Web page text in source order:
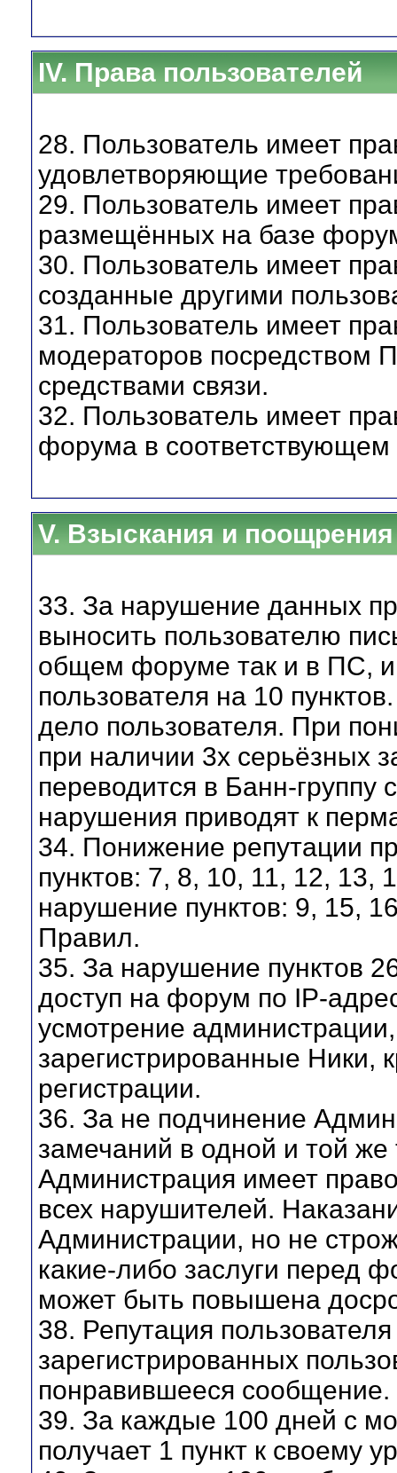
IV. Права пользователей
28. Пользователь имеет
удовлетворяющие
29. Пользователь имеет
размещённых на базе
30. Пользователь имеет
созданные другими
31. Пользователь имеет
модераторов посредством
средствами связи.
32. Пользователь имеет
форума в соответствующем
V. Взыскания и поощрения
33. За нарушение данных
выносить пользователю
общем форуме так и в ПС,
пользователя на 10
дело пользователя. При
при наличии 3х серьёзных
переводится в Банн-
нарушения приводят к
34. Понижение репутации
пунктов: 7, 8, 10, 11, 12, 13,
нарушение пунктов: 9, 15,
Правил.
35. За нарушение пунктов
доступ на форум по IP-
усмотрение
зарегистрированные Ники,
регистрации.
36. За не подчинение
замечаний в одной и той же
Администрация имеет
всех нарушителей.
Администрации, но не
какие-либо заслуги перед
может быть повышена
38. Репутация
зарегистрированных
понравившееся сообщение.
39. За каждые 100 дней с
получает 1 пункт к своему